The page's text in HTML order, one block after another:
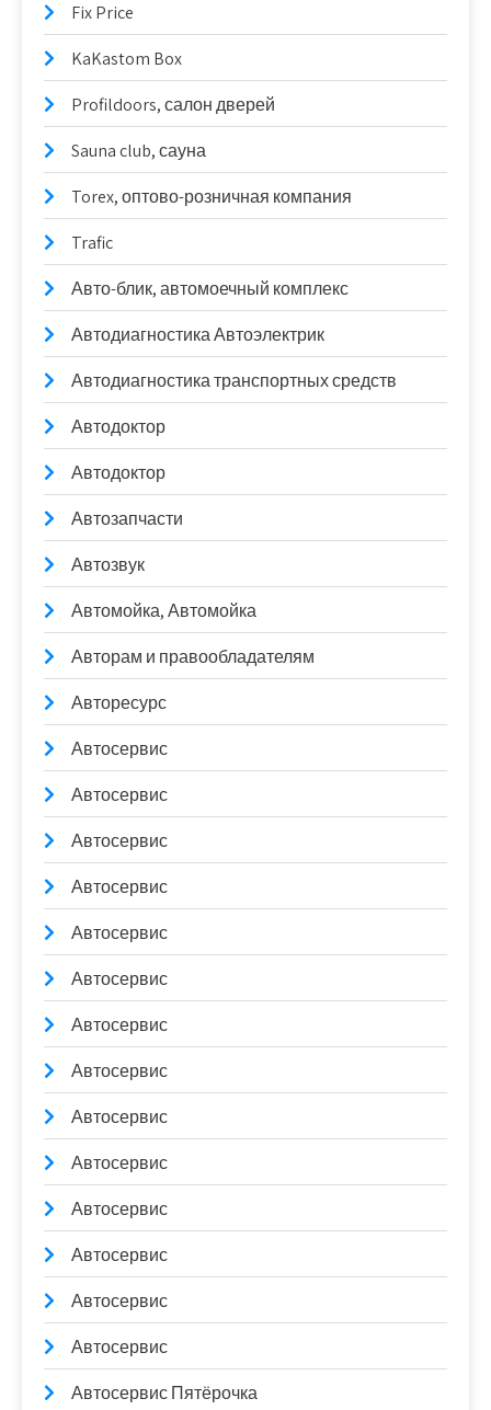
Fix Price
KaKastom Box
Profildoors, салон дверей
Sauna club, сауна
Torex, оптово-розничная компания
Trafic
Авто-блик, автомоечный комплекс
Автодиагностика Автоэлектрик
Автодиагностика транспортных средств
Автодоктор
Автодоктор
Автозапчасти
Автозвук
Автомойка, Автомойка
Авторам и правообладателям
Авторесурс
Автосервис
Автосервис
Автосервис
Автосервис
Автосервис
Автосервис
Автосервис
Автосервис
Автосервис
Автосервис
Автосервис
Автосервис
Автосервис
Автосервис
Автосервис Пятёрочка